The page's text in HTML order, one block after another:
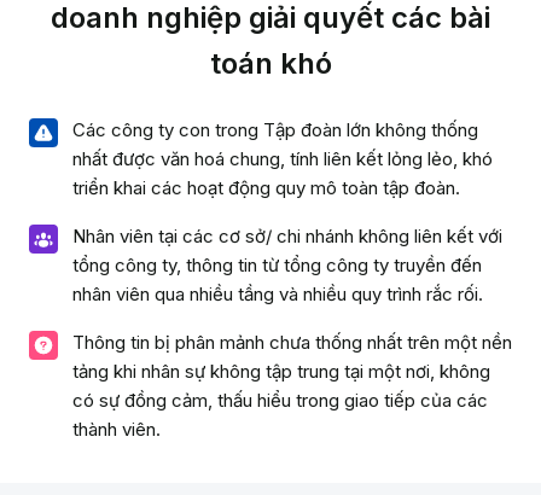
Giáo dục
doanh nghiệp giải quyết các bài
toán khó
Các công ty con trong Tập đoàn lớn không thống
nhất được văn hoá chung, tính liên kết lỏng lẻo, khó
triển khai các hoạt động quy mô toàn tập đoàn.
Nhân viên tại các cơ sở/ chi nhánh không liên kết với
tổng công ty, thông tin từ tổng công ty truyền đến
nhân viên qua nhiều tầng và nhiều quy trình rắc rối.
Thông tin bị phân mảnh chưa thống nhất trên một nền
tảng khi nhân sự không tập trung tại một nơi, không
có sự đồng cảm, thấu hiểu trong giao tiếp của các
thành viên.